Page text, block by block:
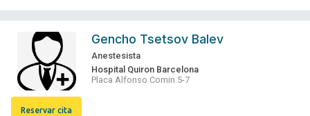
Reservar cita
Gencho Tsetsov Balev
Anestesista
Hospital Quiron Barcelona
Placa Alfonso Comin 5-7